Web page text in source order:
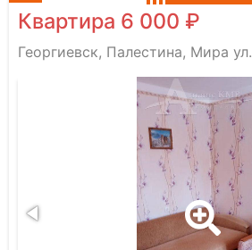
Квартира 6 000 ₽
Георгиевск, Палестина, Мира ул.